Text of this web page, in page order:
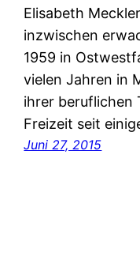
Elisabeth
inzwischen
1959 in
vielen Jahren in
ihrer beruflichen
Freizeit seit
Juni 27, 2015